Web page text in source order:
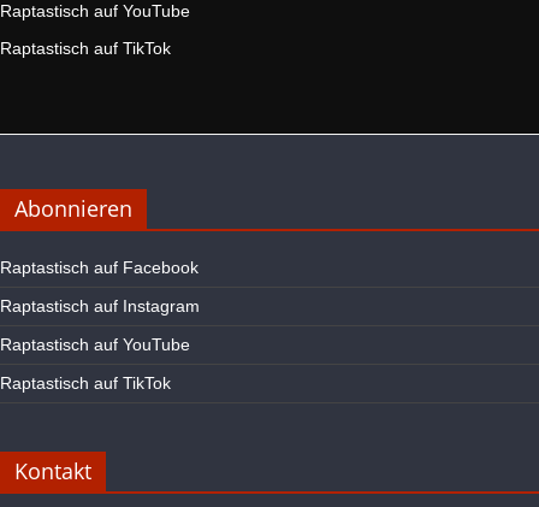
Raptastisch auf YouTube
Raptastisch auf TikTok
Abonnieren
Raptastisch auf Facebook
Raptastisch auf Instagram
Raptastisch auf YouTube
Raptastisch auf TikTok
Kontakt